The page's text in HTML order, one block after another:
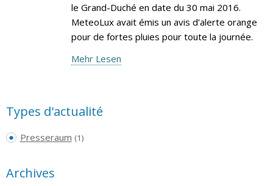
le Grand-Duché en date du 30 mai 2016.
MeteoLux avait émis un avis d’alerte orange
pour de fortes pluies pour toute la journée.
Mehr Lesen
Types d'actualité
Presseraum (1)
Archives